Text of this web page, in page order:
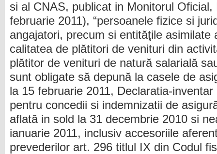
si al CNAS, publicat in Monitorul
februarie 2011), “persoanele fizice si
angajatori, precum si entităţile asimilate
calitatea de plătitori de venituri din
plătitor de venituri de natură salarială
sunt obligate să depună la casele de
la 15 februarie 2011, Declaratia-
pentru concedii si indemnizatii de
aflată in sold la 31 decembrie 2010 si
ianuarie 2011, inclusiv accesoriile
prevederilor art. 296 titlul IX din Codul